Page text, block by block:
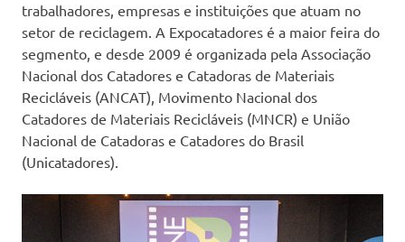
trabalhadores, empresas e instituições que atuam no
setor de reciclagem. A Expocatadores é a maior feira do
segmento, e desde 2009 é organizada pela Associação
Nacional dos Catadores e Catadoras de Materiais
Recicláveis (ANCAT), Movimento Nacional dos
Catadores de Materiais Recicláveis (MNCR) e União
Nacional de Catadoras e Catadores do Brasil
(Unicatadores).